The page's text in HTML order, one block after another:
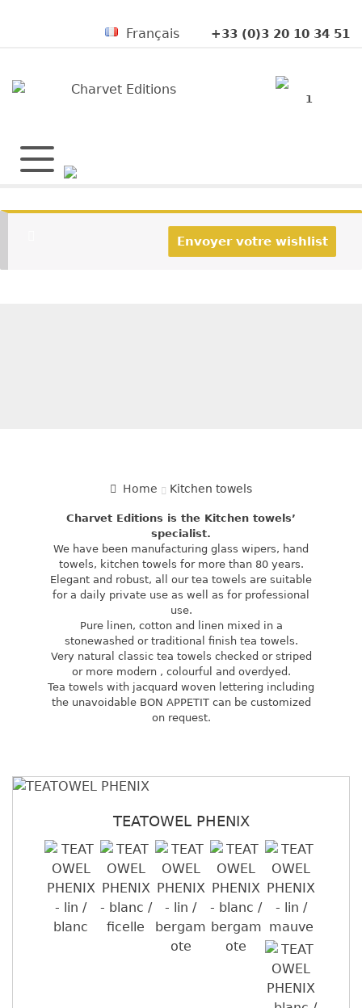
+33 (0)3 20 10 34 51
Français
1
Envoyer votre wishlist
Home Kitchen towels
Charvet Editions is the Kitchen towels’
specialist.
We have been manufacturing glass wipers, hand
towels, kitchen towels for more than 80 years.
Elegant and robust, all our tea towels are suitable
for a daily private use as well as for professional
use.
Pure linen, cotton and linen mixed in a
stonewashed or traditional finish tea towels.
Very natural classic tea towels checked or striped
or more modern , colourful and overdyed.
Tea towels with jacquard woven lettering including
the unavoidable BON APPETIT can be customized
on request.
TEATOWEL PHENIX